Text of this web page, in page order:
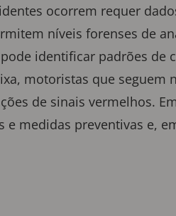
ocorrem requer
níveis forenses de
identificar padrões de
motoristas que seguem
de sinais vermelhos.
medidas preventivas e,